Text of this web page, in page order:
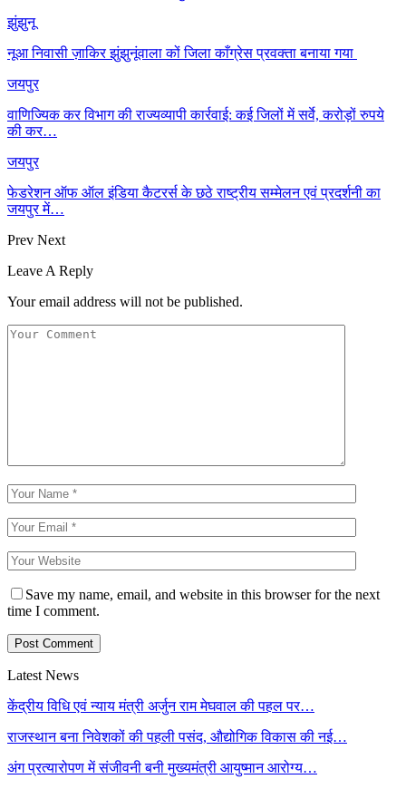
झुंझुनू
नूआ निवासी ज़ाकिर झुंझुनूंवाला कों जिला काँग्रेस प्रवक्ता बनाया गया
जयपुर
वाणिज्यिक कर विभाग की राज्यव्यापी कार्रवाई: कई जिलों में सर्वे, करोड़ों रुपये
की कर…
जयपुर
फेडरेशन ऑफ ऑल इंडिया कैटरर्स के छठे राष्ट्रीय सम्मेलन एवं प्रदर्शनी का
जयपुर में…
Prev Next
Leave A Reply
Your email address will not be published.
Save my name, email, and website in this browser for the next
time I comment.
Latest News
केंद्रीय विधि एवं न्याय मंत्री अर्जुन राम मेघवाल की पहल पर…
राजस्थान बना निवेशकों की पहली पसंद, औद्योगिक विकास की नई…
अंग प्रत्यारोपण में संजीवनी बनी मुख्यमंत्री आयुष्मान आरोग्य…